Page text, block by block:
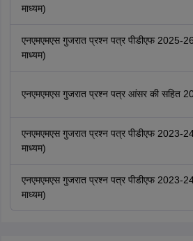
माध्यम)
एनएमएमएस गुजरात प्रश्न पत्र पीडीएफ 2025-
माध्यम)
एनएमएमएस गुजरात प्रश्न पत्र आंसर की सहित
एनएमएमएस गुजरात प्रश्न पत्र पीडीएफ 2023-
माध्यम)
एनएमएमएस गुजरात प्रश्न पत्र पीडीएफ 2023-
माध्यम)